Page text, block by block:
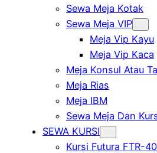
Sewa Meja Kotak
Sewa Meja VIP
Meja Vip Kayu
Meja Vip Kaca
Meja Konsul Atau
Meja Rias
Meja IBM
Sewa Meja Dan
SEWA KURSI
Kursi Futura FTR-